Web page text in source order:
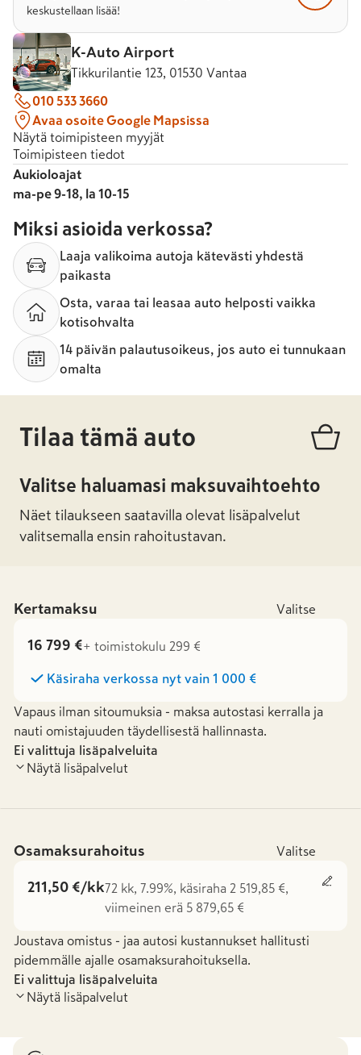
keskustellaan lisää!
K-Auto Airport
Tikkurilantie 123, 01530 Vantaa
010 533 3660
Avaa osoite Google Mapsissa
Näytä toimipisteen myyjät
Toimipisteen tiedot
Aukioloajat
ma-pe 9-18, la 10-15
Miksi asioida verkossa?
Laaja valikoima autoja kätevästi yhdestä
paikasta
Osta, varaa tai leasaa auto helposti vaikka
kotisohvalta
14 päivän palautusoikeus, jos auto ei tunnukaan
omalta
Tilaa tämä auto
Valitse haluamasi maksuvaihtoehto
Näet tilaukseen saatavilla olevat lisäpalvelut
valitsemalla ensin rahoitustavan.
Kertamaksu Valitse
16 799 €+ toimistokulu 299 €
Käsiraha verkossa nyt vain 1 000 €
Vapaus ilman sitoumuksia - maksa autostasi kerralla ja
nauti omistajuuden täydellisestä hallinnasta.
Ei valittuja lisäpalveluita
Näytä lisäpalvelut
Osamaksurahoitus Valitse
211,50 €/kk72 kk, 7.99%, käsiraha 2 519,85 €,
viimeinen erä 5 879,65 €
Joustava omistus - jaa autosi kustannukset hallitusti
pidemmälle ajalle osamaksurahoituksella.
Ei valittuja lisäpalveluita
Näytä lisäpalvelut